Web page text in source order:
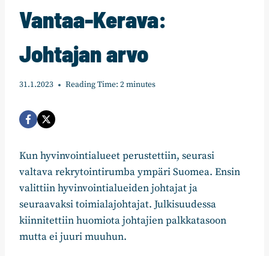
Vantaa-Kerava:
Johtajan arvo
31.1.2023 Reading Time: 2minutes
Kun hyvinvointialueet perustettiin, seurasi
valtava rekrytointirumba ympäri Suomea. Ensin
valittiin hyvinvointialueiden johtajat ja
seuraavaksi toimialajohtajat. Julkisuudessa
kiinnitettiin huomiota johtajien palkkatasoon
mutta ei juuri muuhun.